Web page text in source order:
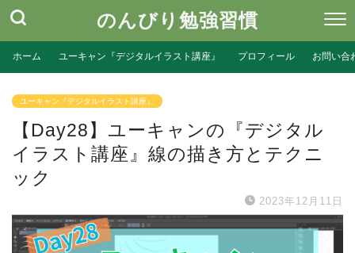
のんびり勉強習慣
ホーム ユーキャン『デジタルイラスト講座』 プロフィール お問い合
ユーキャン『デジタルイラスト講座』
【Day28】ユーキャンの『デジタル
イラスト講座』線の描き方とテクニ
ック
2023年12月11日